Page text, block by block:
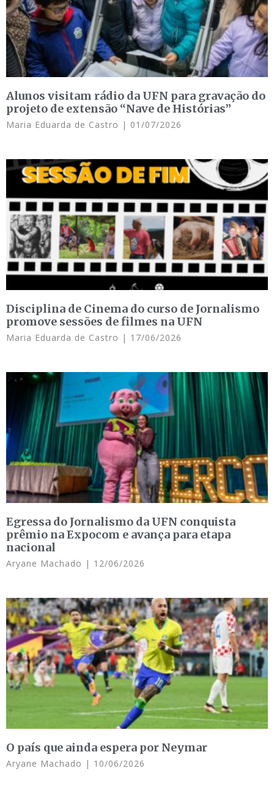
Alunos visitam rádio da UFN para gravação do
projeto de extensão “Nave de Histórias”
Maria Eduarda de Castro 01/07/2026
Disciplina de Cinema do curso de Jornalismo
promove sessões de filmes na UFN
Maria Eduarda de Castro 17/06/2026
Egressa do Jornalismo da UFN conquista
prêmio na Expocom e avança para etapa
nacional
Aryane Machado 12/06/2026
O país que ainda espera por Neymar
Aryane Machado 10/06/2026